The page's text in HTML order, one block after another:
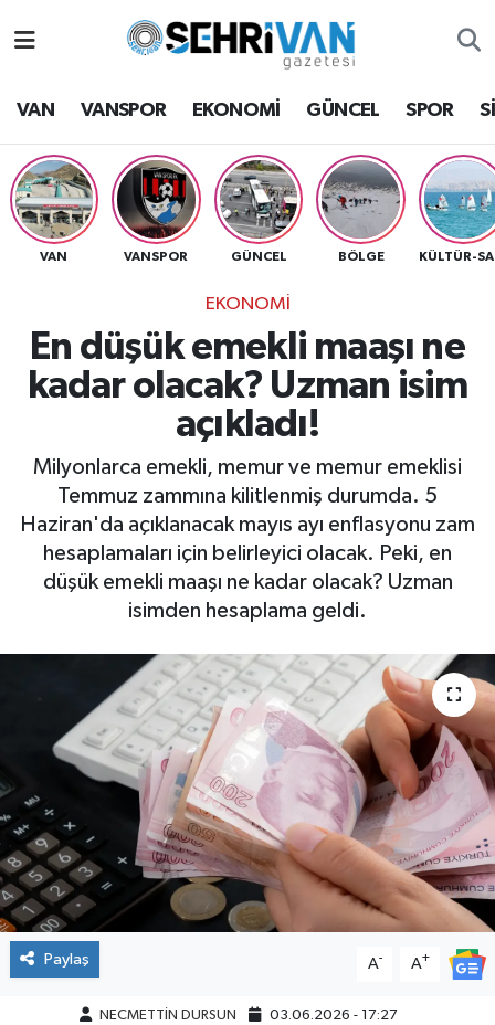
VAN VANSPOR EKONOMİ GÜNCEL SPOR
VAN VANSPOR GÜNCEL BÖLGE
EKONOMİ
En düşük emekli maaşı ne
kadar olacak? Uzman isim
açıkladı!
Milyonlarca emekli, memur ve memur emeklisi
Temmuz zammına kilitlenmiş durumda. 5
Haziran'da açıklanacak mayıs ayı enflasyonu zam
hesaplamaları için belirleyici olacak. Peki, en
düşük emekli maaşı ne kadar olacak? Uzman
isimden hesaplama geldi.
Paylaş A- A+
NECMETTİN DURSUN 03.06.2026 - 17:27
Van Hava Durumu
VAN Namaz Vakitleri
Van Trafik Yoğunluk Haritası
Süper Lig Puan Durumu ve Fikstür
Tüm Manşetler
Son Dakika Haberleri
Haber Arşivi